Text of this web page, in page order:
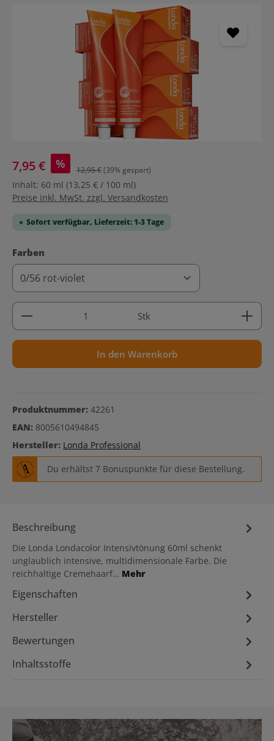
Bildergalerie überspringen
7,95 € % 12,95 €(39% gespart)
Inhalt: 60 ml (13,25 € / 100 ml)
Preise inkl. MwSt. zzgl. Versandkosten
Sofort verfügbar, Lieferzeit: 1-3 Tage
Farben
Produkt Anzahl: Gib den gewünschten Wert ein
Stk
In den Warenkorb
Produktnummer: 42261
EAN: 8005610494845
Hersteller: Londa Professional
Du erhältst 7 Bonuspunkte für diese Bestellung.
Beschreibung
Die Londa Londacolor Intensivtönung 60ml schenkt
unglaublich intensive, multidimensionale Farbe. Die
reichhaltige Cremehaarf… Mehr
Eigenschaften
Hersteller
Bewertungen
Inhaltsstoffe